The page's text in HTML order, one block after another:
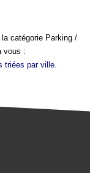
catégorie Parking /
vous :
triées par ville.